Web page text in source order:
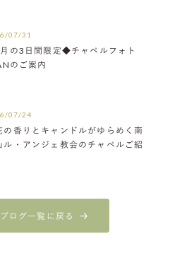
07/31
の3日間限定◆チャペルフォト
のご案内
07/24
の香りとキャンドルがゆらめく南
ル・アンジェ教会のチャペルご紹
ログ一覧に戻る